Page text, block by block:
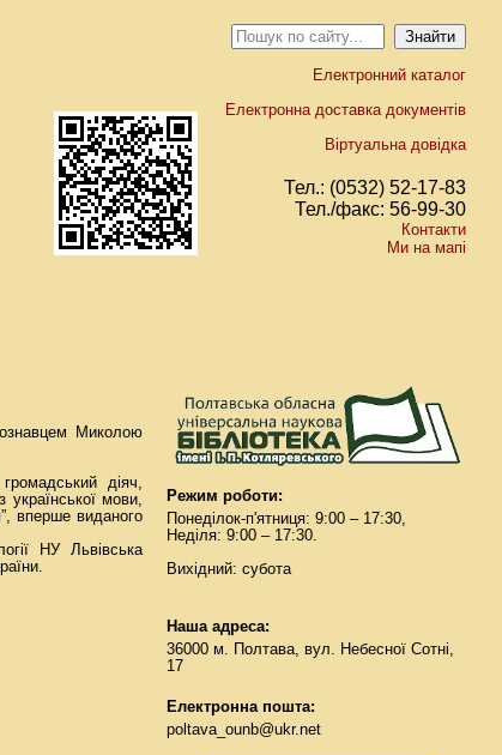
Електронний каталог
Електронна доставка документів
Віртуальна довідка
Тел.: (0532) 52-17-83
Тел./факс: 56-99-30
Контакти
Ми на мапі
Миколою
діяч,
української мови,
вперше виданого
НУ Львівська
Режим роботи:
Понеділок-п'ятниця: 9:00 – 17:30,
Неділя: 9:00 – 17:30.
Вихідний: субота
Наша адреса:
36000 м. Полтава, вул. Небесної Сотні,
17
Електронна пошта:
poltava_ounb@ukr.net